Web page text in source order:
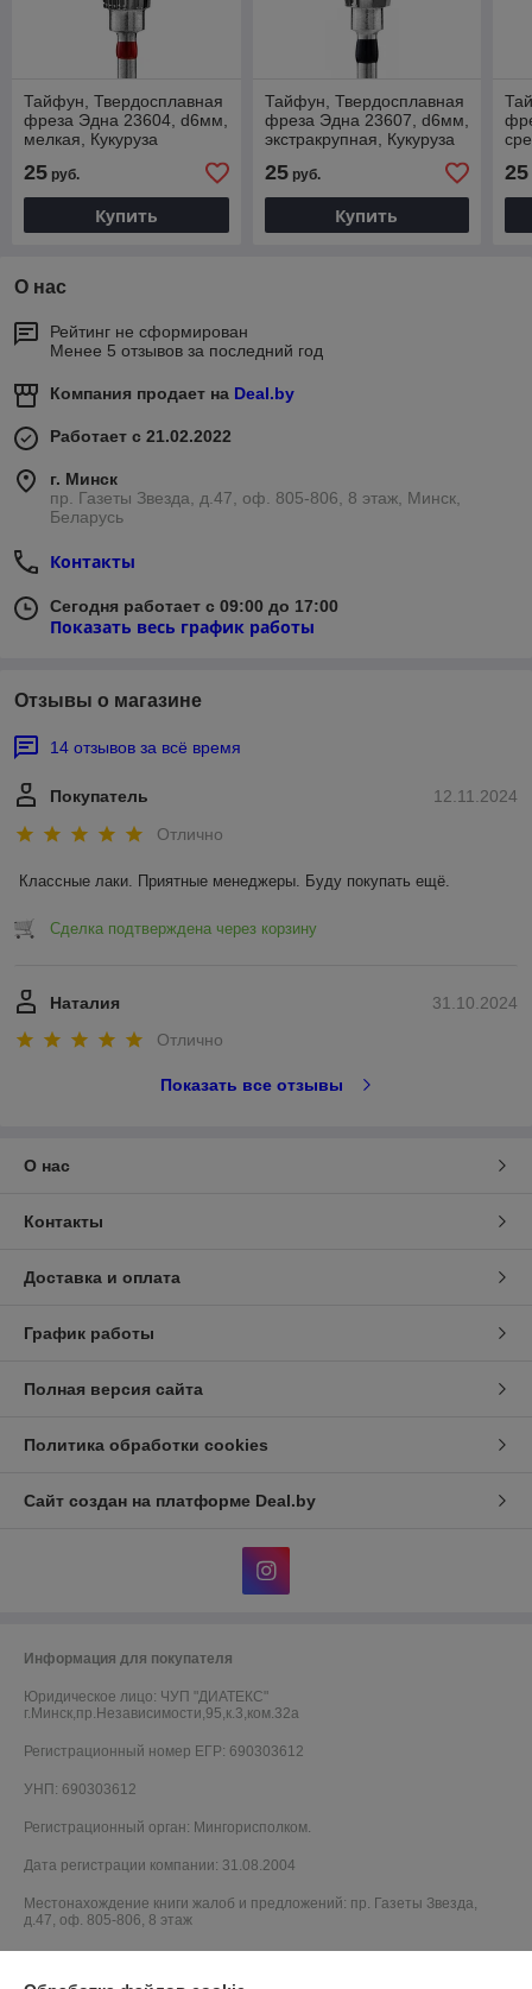
Тайфун, Твердосплавная
фреза Эдна 23604, d6мм,
мелкая, Кукуруза
25 руб.
Купить
Тайфун, Твердосплавная
фреза Эдна 23607, d6мм,
экстракрупная, Кукуруза
25руб.
Купить
25
О нас
Рейтинг не сформирован
Менее 5 отзывов за последний год
Компания продает на Deal.by
Работает с 21.02.2022
г. Минск
пр. Газеты Звезда, д.47, оф. 805-806, 8 этаж, Минск,
Беларусь
Контакты
Сегодня работает с 09:00 до 17:00
Показать весь график работы
Отзывы о магазине
14 отзывов за всё время
12.11.2024
Покупатель
Отлично
Классные лаки. Приятные менеджеры. Буду покупать ещё.
Сделка подтверждена через корзину
31.10.2024
Наталия
Отлично
Показать все отзывы
О нас
Контакты
Доставка и оплата
График работы
Полная версия сайта
Политика обработки cookies
Сайт создан на платформе Deal.by
Информация для покупателя
Юридическое лицо: ЧУП "ДИАТЕКС"
г.Минск,пр.Независимости,95,к.3,ком.32а
Регистрационный номер ЕГР: 690303612
УНП: 690303612
Регистрационный орган: Мингорисполком.
Дата регистрации компании: 31.08.2004
Местонахождение книги жалоб и предложений: пр. Газеты Звезда,
д.47, оф. 805-806, 8 этаж